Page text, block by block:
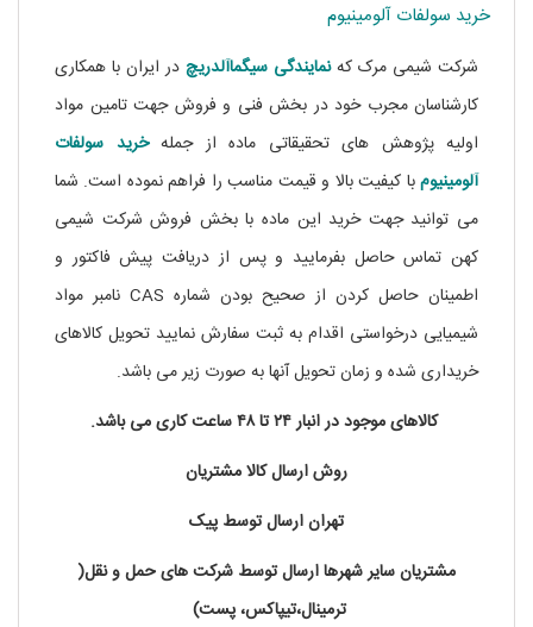
خرید سولفات آلومینیوم
شرکت شیمی مرک کهنمایندگی سیگماآلدریچ در ایران با همکاری
کارشناسان مجرب خود در بخش فنی و فروش جهت تامین مواد
اولیه پژوهش های تحقیقاتی ماده از جملهخرید سولفات
آلومینیومبا کیفیت بالا و قیمت مناسب را فراهم نموده است. شما
می توانید جهت خرید این ماده با بخش فروش شرکت شیمی
کهن تماس حاصل بفرمایید و پس از دریافت پیش فاکتور و
اطمینان حاصل کردن از صحیح بودن شماره CAS نامبر مواد
شیمیایی درخواستی اقدام به ثبت سفارش نمایید تحویل کالاهای
خریداری شده و زمان تحویل آنها به صورت زیر می باشد.
کالاهای موجود در انبار ۲۴ تا ۴۸ ساعت کاری می باشد.
روش ارسال کالا مشتریان
تهران ارسال توسط پیک
مشتریان سایر شهرها ارسال توسط شرکت های حمل و نقل(
ترمینال،تیپاکس، پست)